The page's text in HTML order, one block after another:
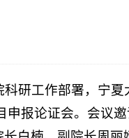
研工作部署，宁夏
申报论证会。会议